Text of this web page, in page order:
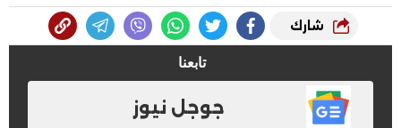
شارك
تابعنا
جوجل نيوز